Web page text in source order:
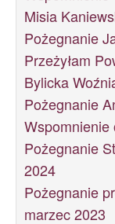
Misia
Pożegnanie
Przeżyłam
Bylicka
Pożegnanie
Wspomnienie
Pożegnanie
2024
Pożegnanie
marzec 2023